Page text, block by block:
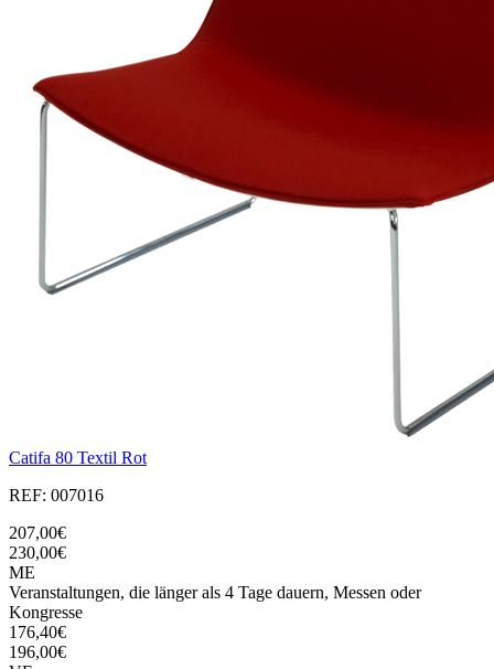
Catifa 80 Textil Rot
REF: 007016
207,00€
230,00€
ME
Veranstaltungen, die länger als 4 Tage dauern, Messen oder
Kongresse
176,40€
196,00€